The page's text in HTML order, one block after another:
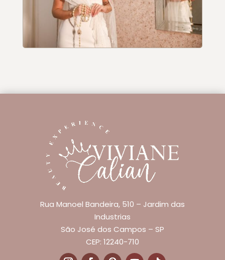
Rua Manoel Bandeira, 510 – Jardim das
Industrias
São José dos Campos – SP
CEP: 12240-710